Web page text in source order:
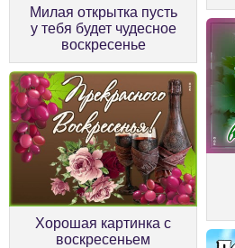
Милая открытка пусть
у тебя будет чудесное
воскресенье
Хорошая картинка с
воскресеньем